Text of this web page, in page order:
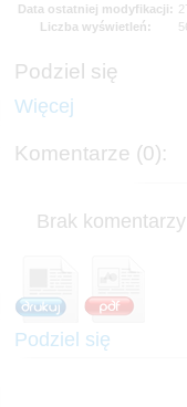
Data ostatniej modyfikacji:
Liczba wyświetleń:
Podziel się
Więcej
Komentarze (0):
Brak
Podziel się